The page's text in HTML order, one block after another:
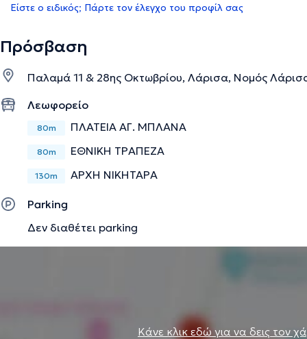
Είστε ο ειδικός; Πάρτε τον έλεγχο του προφίλ σας
Πρόσβαση
Παλαμά 11 & 28ης Οκτωβρίου, Λάρισα, Νομός
Λεωφορείο
80m ΠΛΑΤΕΙΑ ΑΓ. ΜΠΛΑΝΑ
80m ΕΘΝΙΚΗ ΤΡΑΠΕΖΑ
130m ΑΡΧΗ ΝΙΚΗΤΑΡΑ
Parking
Δεν διαθέτει parking
Κάνε κλικ εδώ για να δεις τον